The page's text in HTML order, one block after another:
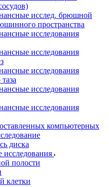
исслед. брюшной
пространства
исследования
исследования
исследования
исследования
исследования
компьютерных
диска
исследования
полости
клетки